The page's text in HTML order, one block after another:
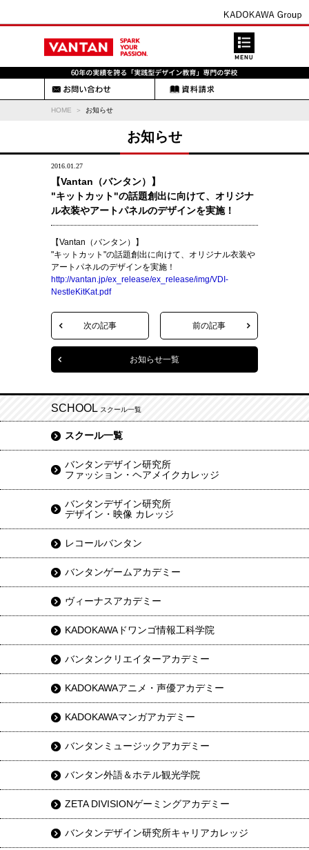
HOME お知らせ
お知らせ
2016.01.27
【Vantan（バンタン）】
"キットカット"の話題創出に向けて、オリジナ
ル衣装やアートパネルのデザインを実施！
【Vantan（バンタン）】
"キットカット"の話題創出に向けて、オリジナル衣装や
アートパネルのデザインを実施！
http://vantan.jp/ex_release/ex_release/img/VDI-
NestleKitKat.pdf
次の記事 前の記事
お知らせ一覧
SCHOOL スクール一覧
スクール一覧
バンタンデザイン研究所
ファッション・ヘアメイクカレッジ
バンタンデザイン研究所
デザイン・映像 カレッジ
レコールバンタン
バンタンゲームアカデミー
ヴィーナスアカデミー
KADOKAWAドワンゴ情報工科学院
バンタンクリエイターアカデミー
KADOKAWAアニメ・声優アカデミー
KADOKAWAマンガアカデミー
バンタンミュージックアカデミー
バンタン外語＆ホテル観光学院
ZETA DIVISIONゲーミングアカデミー
バンタンデザイン研究所キャリアカレッジ